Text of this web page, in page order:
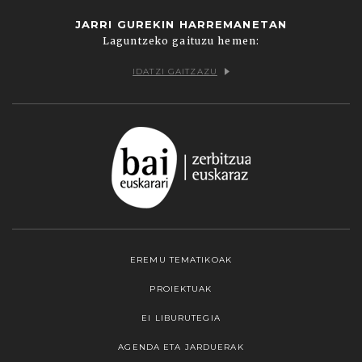
JARRI GUREKIN HARREMANETAN
Laguntzeko gaituzu hemen:
IDATZI GAITZAZU
EREMU TEMATIKOAK
PROIEKTUAK
EI LIBURUTEGIA
AGENDA ETA JARDUERAK